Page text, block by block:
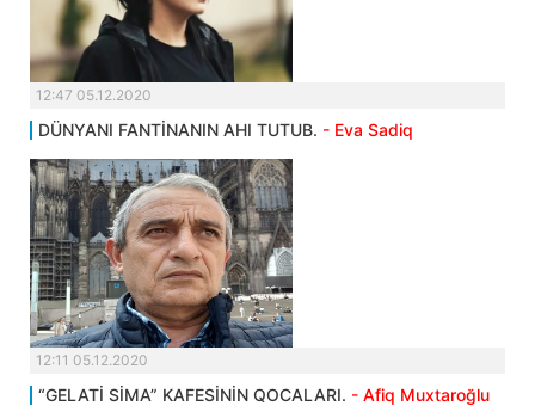
12:47 05.12.2020
DÜNYANI FANTİNANIN AHI TUTUB. - Eva Sadiq
12:11 05.12.2020
“GELATİ SİMA” KAFESİNİN QOCALARI. - Afiq Muxtaroğlu